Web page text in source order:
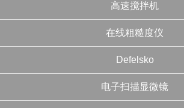
高速搅拌机
在线粗糙度仪
Defelsko
电子扫描显微镜